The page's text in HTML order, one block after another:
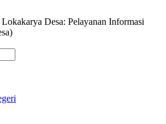
Desa: Pelayanan Informasi